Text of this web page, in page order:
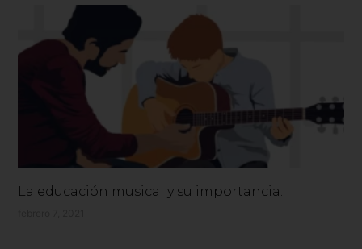
La educación musical y su importancia.